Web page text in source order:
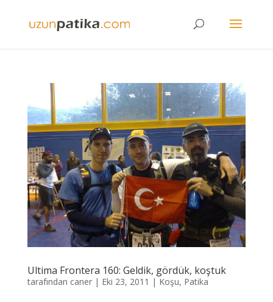
Ultima Frontera 160: Geldik, gördük, koştuk
tarafından caner| Eki 23, 2011 | Koşu, Patika